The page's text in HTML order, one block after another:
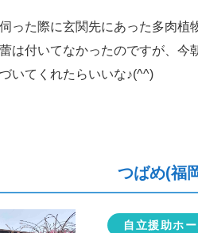
った際に玄関先にあった多肉植
は付いてなかったのですが、今
いてくれたらいいな♪(^^)
つばめ(福
自立援助ホー